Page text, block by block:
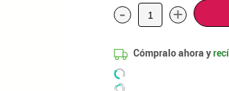
- +
Cómpralo ahora y